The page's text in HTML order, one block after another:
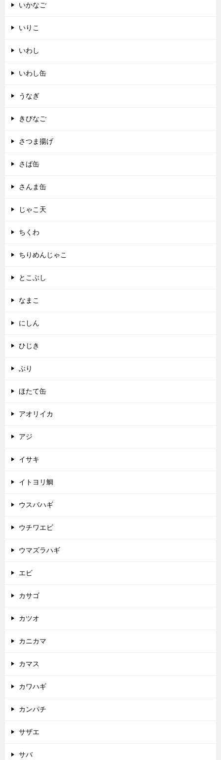
いかなご
いりこ
いわし
いわし缶
うなぎ
きびなご
さつま揚げ
さば缶
さんま缶
じゃこ天
ちくわ
ちりめんじゃこ
とこぶし
なまこ
にしん
ひじき
ぶり
ほたて缶
アオリイカ
アジ
イサキ
イトヨリ鯛
ウスバハギ
ウチワエビ
ウマズラハギ
エビ
カサゴ
カツオ
カニカマ
カマス
カワハギ
カンパチ
サザエ
サバ